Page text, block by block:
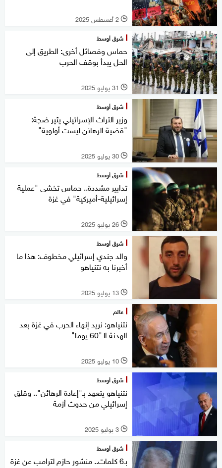
l 2 أغسطس 2025
شرق أوسط
حماس وفصائل أخرى: الطريق إلى
الحل يبدأ بوقف الحرب
l 31 يوليو 2025
شرق أوسط
وزير التراث الإسرائيلي يثير ضجة:
"قضية الرهائن ليست أولوية"
l 30 يوليو 2025
شرق أوسط
تدابير مشددة.. حماس تخشى "عملية
إسرائيلية-أميركية" في غزة
l 26 يوليو 2025
شرق أوسط
والد جندي إسرائيلي مخطوف: هذا ما
أخبرنا به نتنياهو
l 13 يوليو 2025
عالم
نتنياهو: نريد إنهاء الحرب في غزة بعد
الهدنة الـ"60 يوما"
l 10 يوليو 2025
شرق أوسط
نتنياهو يتعهد بـ"إعادة الرهائن".. وقلق
إسرائيلي من حدوث أزمة
l 3 يوليو 2025
شرق أوسط
بـ6 كلمات.. منشور حازم لترامب عن غزة